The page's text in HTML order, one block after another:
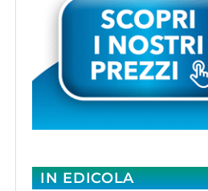
IN EDICOLA